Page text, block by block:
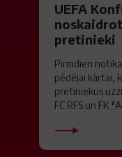
UEFA
pretinieki
Pirmdien
pēdējai kārtai,
pretiniekus
FC RFS un FK